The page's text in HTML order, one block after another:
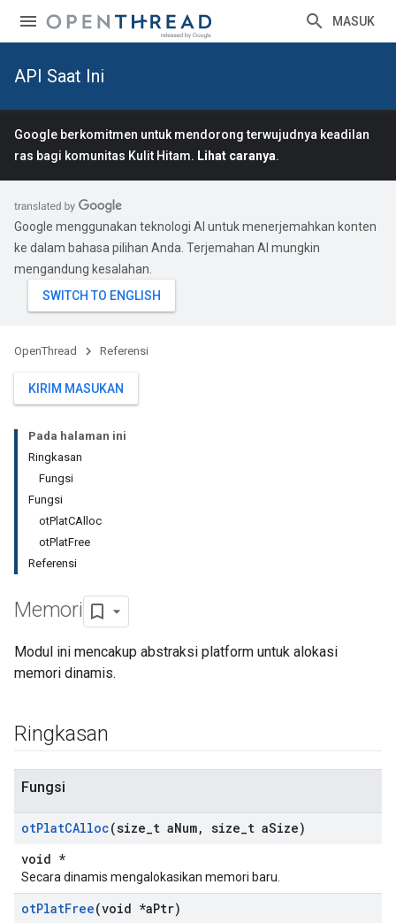
MASUK
API Saat Ini
Google berkomitmen untuk mendorong terwujudnya keadilan
ras bagi komunitas Kulit Hitam. Lihat caranya.
Google menggunakan teknologi AI untuk menerjemahkan konten
ke dalam bahasa pilihan Anda. Terjemahan AI mungkin
mengandung kesalahan.
OpenThread Referensi
KIRIM MASUKAN
Pada halaman ini
Ringkasan
Fungsi
Fungsi
otPlatCAlloc
otPlatFree
Referensi
Memori
Modul ini mencakup abstraksi platform untuk alokasi
memori dinamis.
Ringkasan
Fungsi
otPlatCAlloc(size t aNum, size t aSize)
void *
Secara dinamis mengalokasikan memori baru.
otPlatFree(void *aPtr)